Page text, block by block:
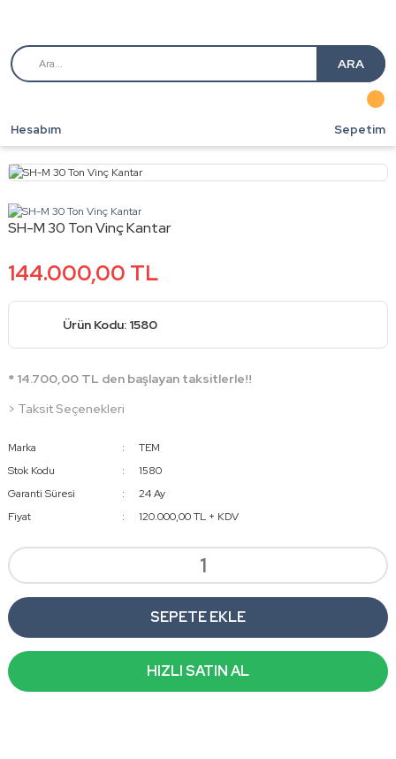
ARA
Hesabım Sepetim
SH-M 30 Ton Vinç Kantar
144.000,00 TL
Ürün Kodu: 1580
* 14.700,00 TL den başlayan taksitlerle!!
> Taksit Seçenekleri
Marka
TEM
Stok Kodu
1580
Garanti Süresi
24 Ay
Fiyat
120.000,00 TL + KDV
SEPETE EKLE
HIZLI SATIN AL